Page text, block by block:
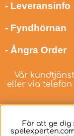
- Leveransinfo
- Fyndhörnan
- Ångra Order
Vår
eller via telefon
För att ge dig